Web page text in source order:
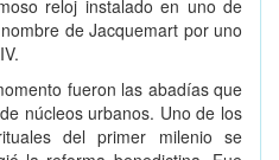
reloj instalado en uno de
de Jacquemart por uno
fueron las abadías que
núcleos urbanos. Uno de los
del primer milenio se